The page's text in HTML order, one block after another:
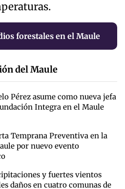
forestales en el Maule
del Maule
Pérez asume como nueva jefa
Integra en el Maule
Temprana Preventiva en la
por nuevo evento
y fuertes vientos
daños en cuatro comunas de